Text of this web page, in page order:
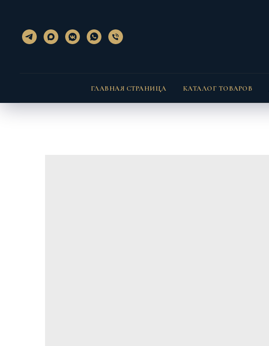
ГЛАВНАЯ СТРАНИЦА КАТАЛОГ ТОВАРОВ